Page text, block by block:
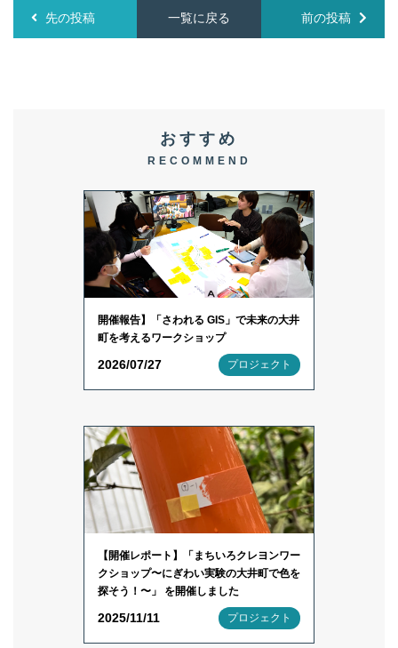
先の投稿 一覧に戻る 前の投稿
おすすめ
RECOMMEND
開催報告】「さわれる GIS」で未来の大井
町を考えるワークショップ
2026/07/27 プロジェクト
【開催レポート】「まちいろクレヨンワー
クショップ〜にぎわい実験の大井町で色を
探そう！〜」 を開催しました
2025/11/11 プロジェクト